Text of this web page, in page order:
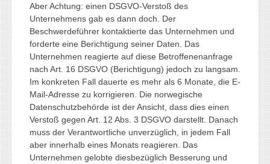
Aber Achtung: einen DSGVO-Verstoß des
Unternehmens gab es dann doch. Der
Beschwerdeführer kontaktierte das Unternehmen und
forderte eine Berichtigung seiner Daten. Das
Unternehmen reagierte auf diese Betroffenenanfrage
nach Art. 16 DSGVO (Berichtigung) jedoch zu langsam.
Im konkreten Fall dauerte es mehr als 6 Monate, die E-
Mail-Adresse zu korrigieren. Die norwegische
Datenschutzbehörde ist der Ansicht, dass dies einen
Verstoß gegen Art. 12 Abs. 3 DSGVO darstellt. Danach
muss der Verantwortliche unverzüglich, in jedem Fall
aber innerhalb eines Monats reagieren. Das
Unternehmen gelobte diesbezüglich Besserung und